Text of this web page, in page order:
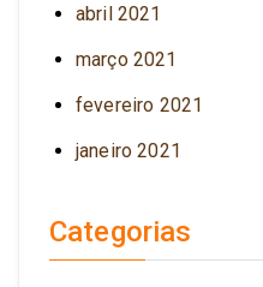
abril 2021
março 2021
fevereiro 2021
janeiro 2021
Categorias